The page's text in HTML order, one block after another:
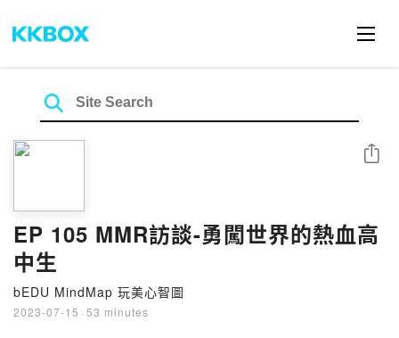
EP 105 MMR訪談-勇闖世界的熱血高
中生
bEDU MindMap 玩美心智圖
2023-07-15 · 53 minutes
Share